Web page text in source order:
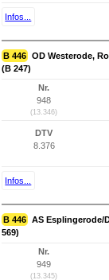
Infos...
B 446 OD Westerode,
(B 247)
Nr.
948
(13.346)
DTV
8.376
Infos...
B 446 AS Esplingerode/
569)
Nr.
949
(13.345)